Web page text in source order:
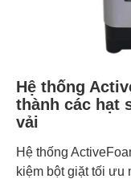
Hệ thống
thành các hạt
vải
Hệ thống
kiệm bột giặt tối ưu